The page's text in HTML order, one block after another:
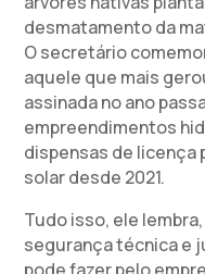
desmatamento da
O secretário
aquele que mais
assinada no ano
empreendimentos
dispensas de licença
solar desde 2021.
Tudo isso, ele
segurança técnica e